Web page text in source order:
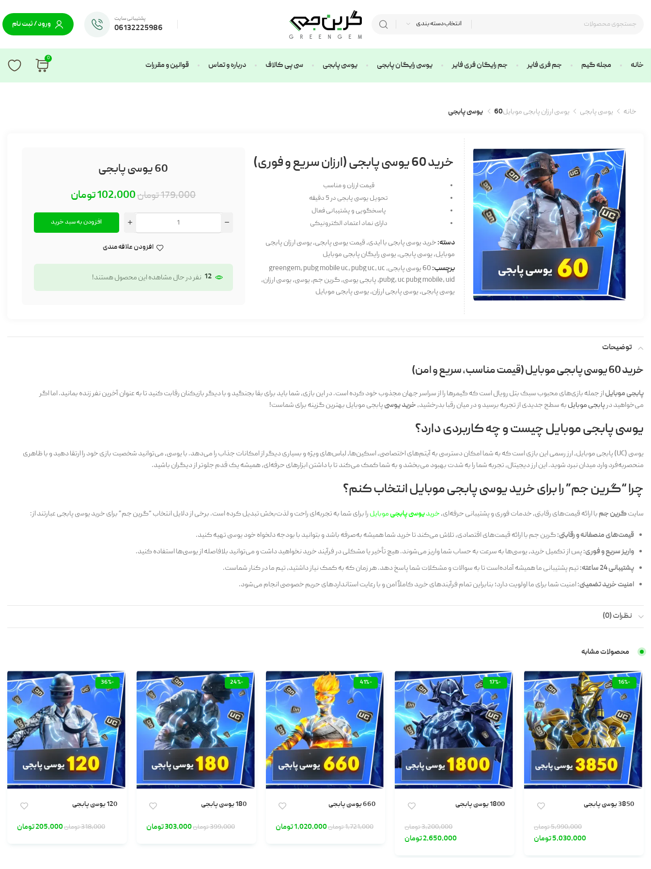
انتخاب دسته بندی
پشتیبانی سایت
06132225986 ورود / ثبت نام
خانه مجله گیم جم فری فایر جم رایگان فری فایر یوسی رایگان پابجی یوسی پابجی سی پی کالاف درباره و تماس قوانین و مقررات
0
خانه یوسی پابجی یوسی ارزان پابجی موبایل60 یوسی پابجی
خرید 60 یوسی پابجی (ارزان سریع و فوری)
قیمت ارزان و مناسب
تحویل یوسی پابجی در 5 دقیقه
پاسخگویی و پشتیبانی فعال
دارای نماد اعتماد الکترونیکی
دسته:خرید یوسی پابجی با ایدی,قیمت یوسی پابجی,یوسی ارزان پابجی
موبایل,یوسی پابجی,یوسی رایگان پابجی موبایل
برچسب:60 یوسی پابجی ,
greengem,pubg mobile uc,pubg uc,uc
pubg,uc pubg mobile,uid
,پابجی یوسی,گرین جم,یوسی,یوسی ارزان,
یوسی پابجی,یوسی پابجی ارزان,یوسی پابجی موبایل
60 یوسی پابجی
179,000تومان102,000تومان
افزودن به سبد خرید
افزودن علاقه مندی
12 نفر در حال مشاهده این محصول هستند!
توضیحات
خرید 60 یوسی پابجی موبایل (قیمت مناسب، سریع و امن)
پابجی موبایلاز جمله بازی‌های محبوب سبک بتل رویال است که گیمرها را از سراسر جهان مجذوب خود کرده است. در این بازی، شما باید برای بقا بجنگید و با دیگر بازیکنان رقابت کنید تا به عنوان آخرین نفر زنده بمانید. اما اگر
می‌خواهید درپابجی موبایلبه سطح جدیدی از تجربه برسید و در میان رقبا بدرخشید،خرید یوسیپابجی موبایل بهترین گزینه برای شماست!
یوسی پابجی موبایل چیست و چه کاربردی دارد؟
یوسی (UC) پابجی موبایل، ارز رسمی این بازی است که به شما امکان دسترسی به آیتم‌های اختصاصی، اسکین‌ها، لباس‌های ویژه و بسیاری دیگر از امکانات جذاب را می‌دهد. با یوسی، می‌توانید شخصیت بازی خود را ارتقا دهید و با ظاهری
منحصربه‌فرد وارد میدان نبرد شوید. این ارز دیجیتال، تجربه شما را به شدت بهبود می‌بخشد و به شما کمک می‌کند تا با داشتن ابزارهای حرفه‌ای، همیشه یک قدم جلوتر از دیگران باشید.
چرا “گرین جم” را برای خرید یوسی پابجی موبایل انتخاب کنم؟
سایتگرین جمبا ارائه قیمت‌های رقابتی، خدمات فوری و پشتیبانی حرفه‌ای،خریدیوسی پابجیموبایلرا برای شما به تجربه‌ای راحت و لذت‌بخش تبدیل کرده است. برخی از دلایل انتخاب “گرین جم” برای خرید یوسی پابجی عبارتند از:
قیمت‌های منصفانه و رقابتی:گرین جم با ارائه قیمت‌های اقتصادی، تلاش می‌کند تا خرید شما همیشه به‌صرفه باشد و بتوانید با بودجه دلخواه خود یوسی تهیه کنید.
واریز سریع و فوری:پس از تکمیل خرید، یوسی‌ها به سرعت به حساب شما واریز می‌شوند. هیچ تأخیر یا مشکلی در فرآیند خرید نخواهید داشت و می‌توانید بلافاصله از یوسی‌ها استفاده کنید.
پشتیبانی 24 ساعته:
تیم پشتیبانی ما همیشه آماده‌است تا به سوالات و مشکلات شما پاسخ دهد. هر زمان که به کمک نیاز داشتید، تیم ما در کنار شماست.
امنیت خرید تضمینی:امنیت شما برای ما اولویت دارد؛ بنابراین تمام فرآیندهای خرید کاملاً امن و با رعایت استانداردهای حریم خصوصی انجام می‌شود.
نظرات (0)
محصولات مشابه
-16%
3850 یوسی پابجی
5,990,000تومان
5,030,000تومان
-17%
1800 یوسی پابجی
3,200,000تومان
2,650,000تومان
-41%
660 یوسی پابجی
1,721,000تومان1,020,000تومان
-24%
180 یوسی پابجی
399,000تومان303,000تومان
-36%
120 یوسی پابجی
318,000تومان205,000تومان